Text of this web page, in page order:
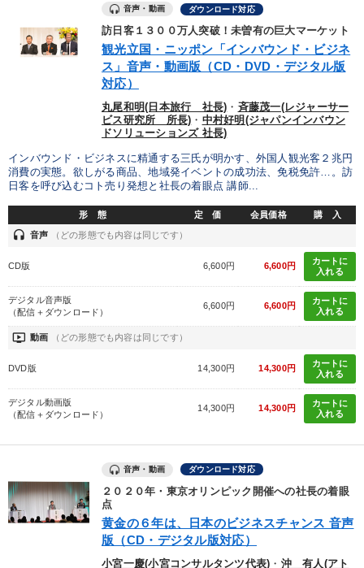
音声・動画 ダウンロード対応
訪日客１３００万人突破！未曽有の巨大マーケット
観光立国・ニッポン「インバウンド・ビジネ
ス」音声・動画版（CD・DVD・デジタル版
対応）
丸尾和明(日本旅行 社長) ・ 斉藤茂一(レジャーサー
ビス研究所 所長) ・ 中村好明(ジャパンインバウン
ドソリューションズ 社長)
インバウンド・ビジネスに精通する三氏が明かす、外国人観光客２兆円
消費の実態。欲しがる商品、地域発イベントの成功法、免税免許…。訪
日客を呼び込むコト売り発想と社長の着眼点 講師...
形 態 定 価 会員価格 購 入
headset 音声 （どの形態でも内容は同じです）
CD版 6,600円 6,600円
カートに
入れる
デジタル音声版
（配信＋ダウンロード）
6,600円 6,600円
カートに
入れる
ondemand_video 動画 （どの形態でも内容は同じです）
DVD版 14,300円 14,300円
カートに
入れる
デジタル動画版
（配信＋ダウンロード）
14,300円 14,300円
カートに
入れる
音声・動画 ダウンロード対応
２０２０年・東京オリンピック開催への社長の着眼
点
黄金の６年は、日本のビジネスチャンス 音声
版（CD・デジタル版対応）
小宮一慶(小宮コンサルタンツ代表) ・ 沖 有人(アト